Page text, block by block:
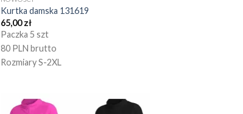
Kurtka damska 131619
65,00zł
Paczka 5 szt
80 PLN brutto
Rozmiary S-2XL